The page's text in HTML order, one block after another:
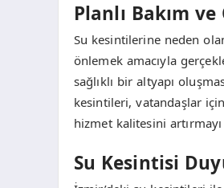
Planlı Bakım
Su kesintilerine neden
önlemek amacıyla
sağlıklı bir altyapı
kesintileri, vatandaşlar
hizmet kalitesini
Su Kesintisi